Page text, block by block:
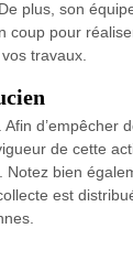
plus, son
coup pour
travaux.
d’empêcher
de cette
bien
est